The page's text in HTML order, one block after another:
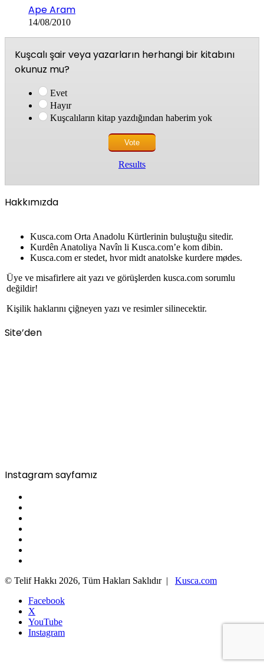
Ape Aram
14/08/2010
Kuşcalı şair veya yazarların herhangi bir kitabını
okunuz mu?
Evet
Hayır
Kuşcalıların kitap yazdığından haberim yok
Results
Hakkımızda
Kusca.com Orta Anadolu Kürtlerinin buluştuğu sitedir.
Kurdên Anatoliya Navîn li Kusca.com’e kom dibin.
Kusca.com er stedet, hvor midt anatolske kurdere mødes.
Üye ve misafirlere ait yazı ve görüşlerden kusca.com sorumlu
değildir!
Kişilik haklarını çiğneyen yazı ve resimler silinecektir.
Site’den
Instagram sayfamız
© Telif Hakkı 2026, Tüm Hakları Saklıdır | Kusca.com
Facebook
X
YouTube
Instagram